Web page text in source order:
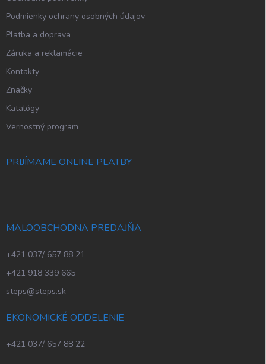
Podmienky ochrany osobných údajov
Platba a doprava
Záruka a reklamácie
Kontakty
Značky
Katalógy
Vernostný program
PRIJÍMAME ONLINE PLATBY
MALOOBCHODNA PREDAJŇA
+421 037/ 657 88 21
+421 918 339 665
steps@steps.sk
EKONOMICKÉ ODDELENIE
+421 037/ 657 88 22